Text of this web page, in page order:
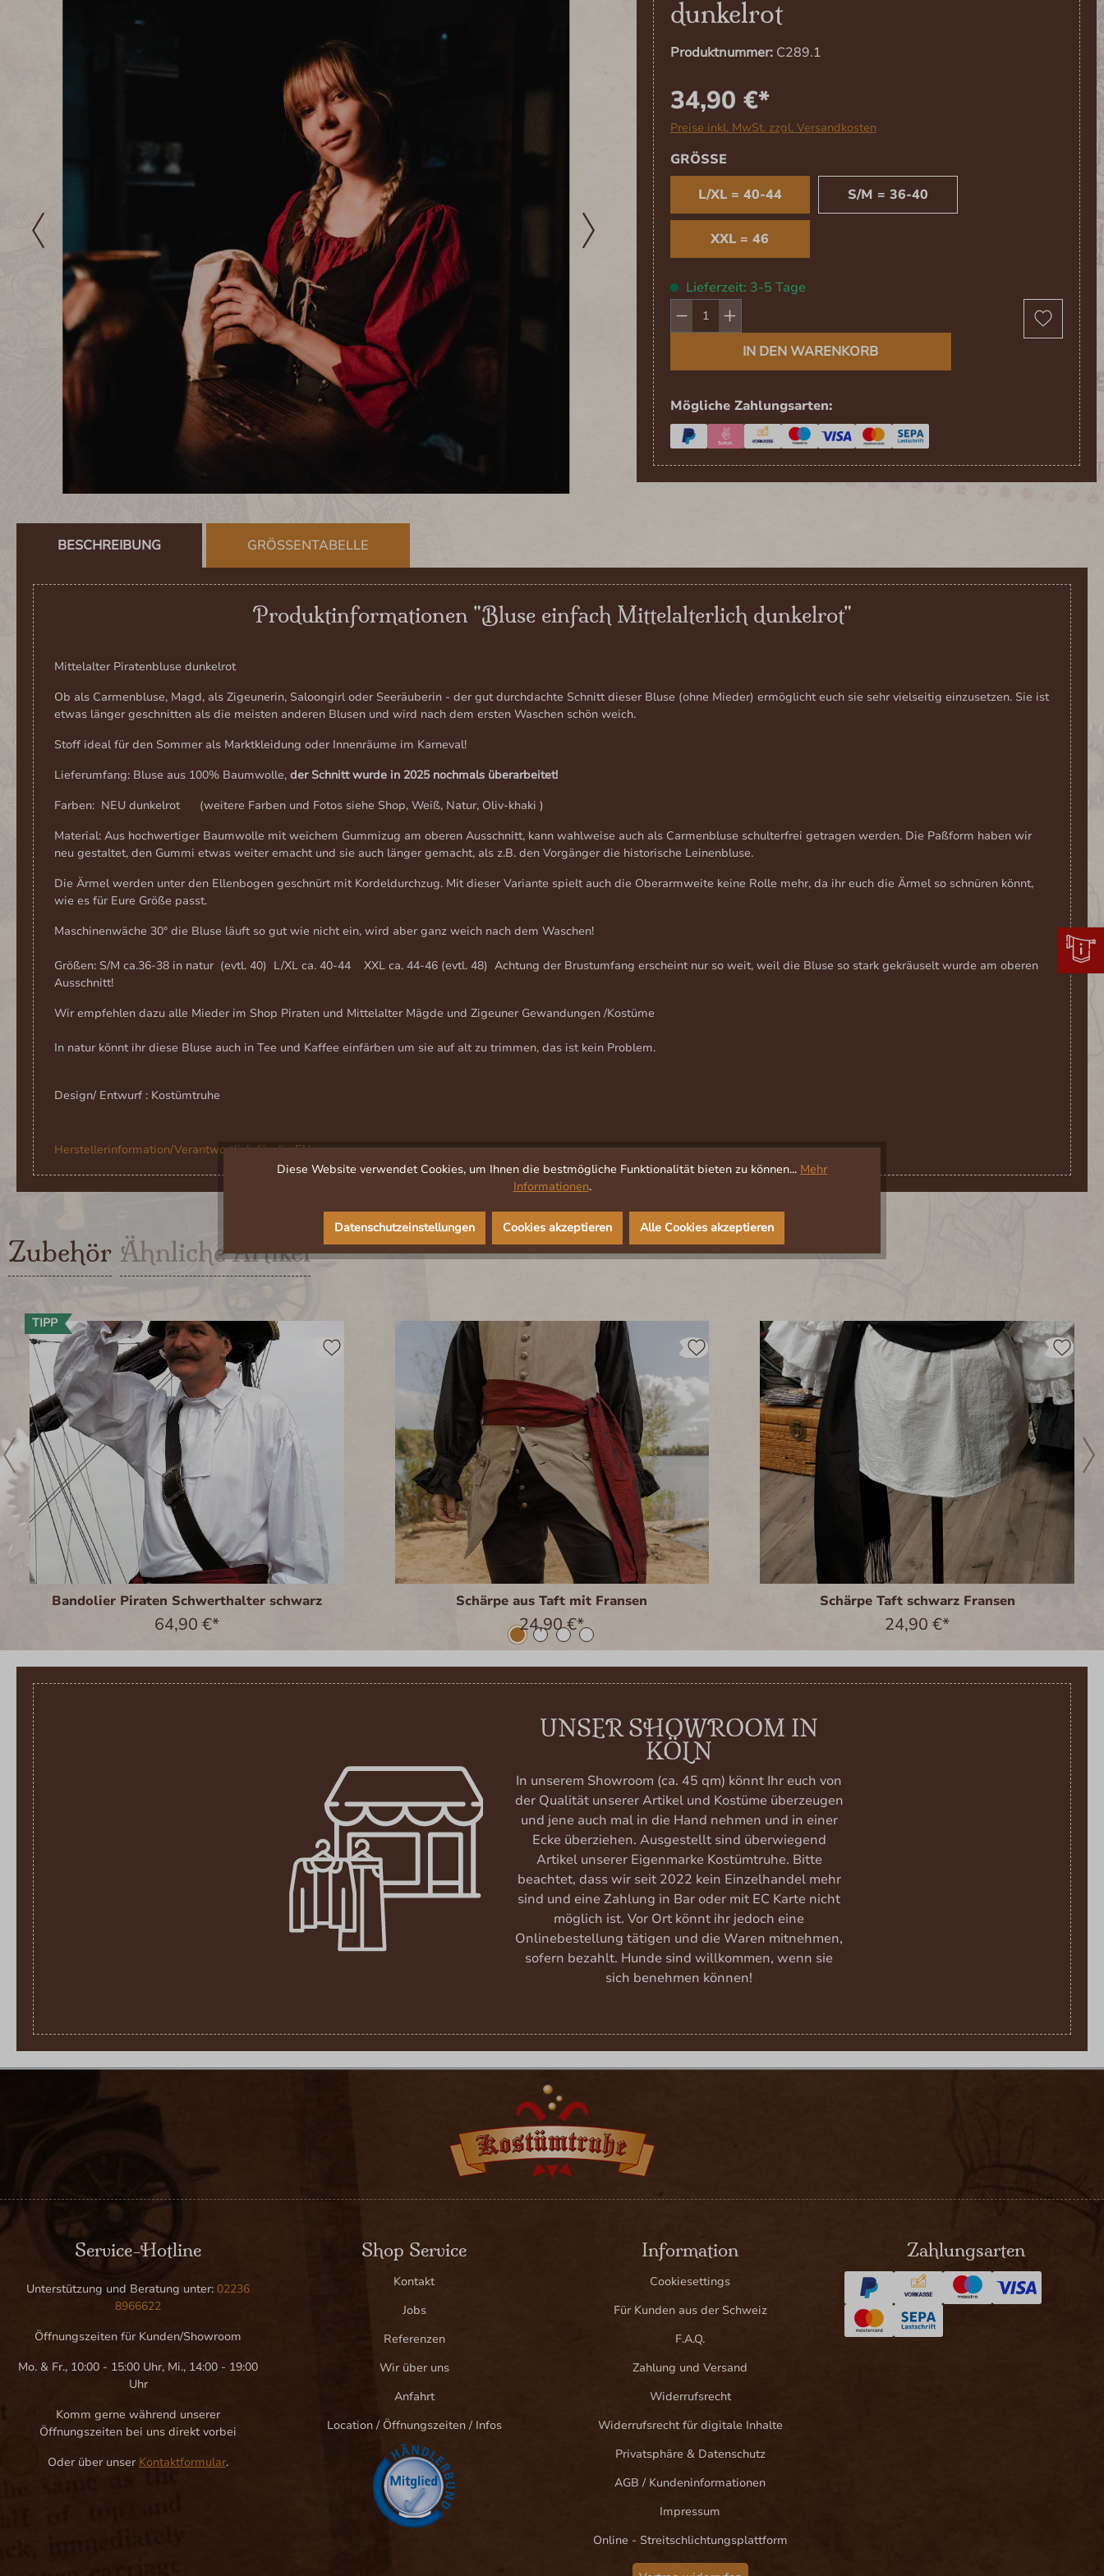
dunkelrot
Produktnummer: C289.1
34,90 €*
Preise inkl. MwSt. zzgl. Versandkosten
GRÖSSE AUSWÄHLEN
L/XL = 40-44
S/M = 36-40
XXL = 46
Lieferzeit: 3-5 Tage
Produkt Anzahl: Gib den gewünschten Wert
IN DEN WARENKORB
Mögliche Zahlungsarten:
BESCHREIBUNG GRÖSSENTABELLE
Produktinformationen "Bluse einfach Mittelalterlich dunkelrot"
Mittelalter Piratenbluse dunkelrot
Ob als Carmenbluse, Magd, als Zigeunerin, Saloongirl oder Seeräuberin - der gut durchdachte Schnitt dieser Bluse (ohne Mieder) ermöglicht euch sie sehr vielseitig einzusetzen. Sie ist
etwas länger geschnitten als die meisten anderen Blusen und wird nach dem ersten Waschen schön weich.
Stoff ideal für den Sommer als Marktkleidung oder Innenräume im Karneval!
Lieferumfang: Bluse aus 100% Baumwolle, der Schnitt wurde in 2025 nochmals überarbeitet!
Farben: NEU dunkelrot (weitere Farben und Fotos siehe Shop, Weiß, Natur, Oliv-khaki )
Material: Aus hochwertiger Baumwolle mit weichem Gummizug am oberen Ausschnitt, kann wahlweise auch als Carmenbluse schulterfrei getragen werden. Die Paßform haben wir
neu gestaltet, den Gummi etwas weiter emacht und sie auch länger gemacht, als z.B. den Vorgänger die historische Leinenbluse.
Die Ärmel werden unter den Ellenbogen geschnürt mit Kordeldurchzug. Mit dieser Variante spielt auch die Oberarmweite keine Rolle mehr, da ihr euch die Ärmel so schnüren könnt,
wie es für Eure Größe passt.
Maschinenwäche 30° die Bluse läuft so gut wie nicht ein, wird aber ganz weich nach dem Waschen!
Größen: S/M ca.36-38 in natur (evtl. 40) L/XL ca. 40-44 XXL ca. 44-46 (evtl. 48) Achtung der Brustumfang erscheint nur so weit, weil die Bluse so stark gekräuselt wurde am oberen
Ausschnitt!
Wir empfehlen dazu alle Mieder im Shop Piraten und Mittelalter Mägde und Zigeuner Gewandungen /Kostüme
In natur könnt ihr diese Bluse auch in Tee und Kaffee einfärben um sie auf alt zu trimmen, das ist kein Problem.
Design/ Entwurf : Kostümtruhe
Herstellerinformation/Verantwortlich für die EU
Zubehör Ähnliche Artikel
TIPP
Bandolier Piraten Schwerthalter schwarz
64,90 €*
Schärpe aus Taft mit Fransen
24,90 €*
Schärpe Taft schwarz Fransen
24,90 €*
UNSER SHOWROOM IN
KÖLN
In unserem Showroom (ca. 45 qm) könnt Ihr euch von
der Qualität unserer Artikel und Kostüme überzeugen
und jene auch mal in die Hand nehmen und in einer
Ecke überziehen. Ausgestellt sind überwiegend
Artikel unserer Eigenmarke Kostümtruhe. Bitte
beachtet, dass wir seit 2022 kein Einzelhandel mehr
sind und eine Zahlung in Bar oder mit EC Karte nicht
möglich ist. Vor Ort könnt ihr jedoch eine
Onlinebestellung tätigen und die Waren mitnehmen,
sofern bezahlt. Hunde sind willkommen, wenn sie
sich benehmen können!
Service-Hotline
Unterstützung und Beratung unter: 02236
8966622
Öffnungszeiten für Kunden/Showroom
Mo. & Fr., 10:00 - 15:00 Uhr, Mi., 14:00 - 19:00
Uhr
Komm gerne während unserer
Öffnungszeiten bei uns direkt vorbei
Oder über unser Kontaktformular.
Shop Service
Kontakt
Jobs
Referenzen
Wir über uns
Anfahrt
Location / Öffnungszeiten / Infos
Information
Cookiesettings
Für Kunden aus der Schweiz
F.A.Q.
Zahlung und Versand
Widerrufsrecht
Widerrufsrecht für digitale Inhalte
Privatsphäre & Datenschutz
AGB / Kundeninformationen
Impressum
Online - Streitschlichtungsplattform
Zahlungsarten
Diese Website verwendet Cookies, um Ihnen die bestmögliche Funktionalität bieten zu können... Mehr
Informationen.
Datenschutzeinstellungen Cookies akzeptieren Alle Cookies akzeptieren